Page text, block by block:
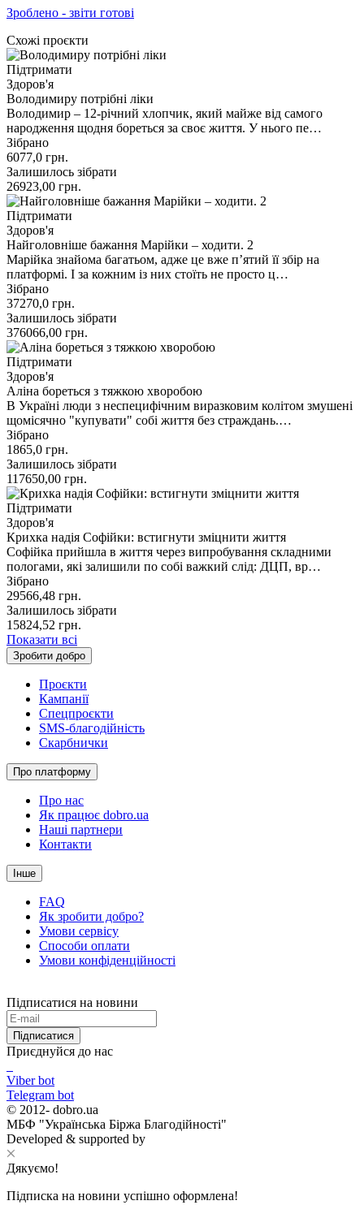
Зроблено - звіти готові
Схожі проєкти
Підтримати
Здоров'я
Володимиру потрібні ліки
Володимир – 12-річний хлопчик, який майже від самого
народження щодня бореться за своє життя. У нього пе…
Зібрано
6077,0 грн.
Залишилось зібрати
26923,00 грн.
Підтримати
Здоров'я
Найголовніше бажання Марійки – ходити. 2
Марійка знайома багатьом, адже це вже п’ятий її збір на
платформі. І за кожним із них стоїть не просто ц…
Зібрано
37270,0 грн.
Залишилось зібрати
376066,00 грн.
Підтримати
Здоров'я
Аліна бореться з тяжкою хворобою
В Україні люди з неспецифічним виразковим колітом змушені
щомісячно "купувати" собі життя без страждань.…
Зібрано
1865,0 грн.
Залишилось зібрати
117650,00 грн.
Підтримати
Здоров'я
Крихка надія Софійки: встигнути зміцнити життя
Софійка прийшла в життя через випробування складними
пологами, які залишили по собі важкий слід: ДЦП, вр…
Зібрано
29566,48 грн.
Залишилось зібрати
15824,52 грн.
Показати всі
Зробити добро
Проєкти
Кампанії
Спецпроєкти
SMS-благодійність
Скарбнички
Про платформу
Про нас
Як працює dobro.ua
Наші партнери
Контакти
Інше
FAQ
Як зробити добро?
Умови сервісу
Способи оплати
Умови конфіденційності
Підписатися на новини
Підписатися
Приєднуйся до нас
Viber bot
Telegram bot
© 2012- dobro.ua
МБФ "Українська Біржа Благодійності"
Developed & supported by
Дякуємо!
Підписка на новини успішно оформлена!